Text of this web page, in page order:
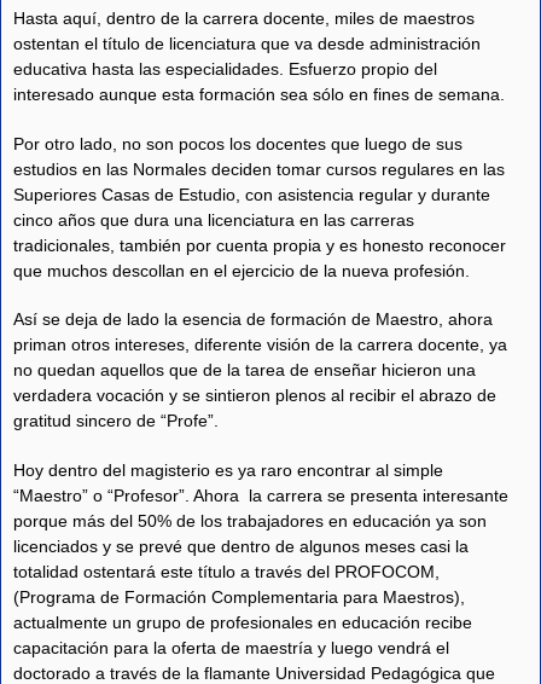
Hasta aquí, dentro de la carrera docente, miles de maestros
ostentan el título de licenciatura que va desde administración
educativa hasta las especialidades. Esfuerzo propio del
interesado aunque esta formación sea sólo en fines de semana.
Por otro lado, no son pocos los docentes que luego de sus
estudios en las Normales deciden tomar cursos regulares en las
Superiores Casas de Estudio, con asistencia regular y durante
cinco años que dura una licenciatura en las carreras
tradicionales, también por cuenta propia y es honesto reconocer
que muchos descollan en el ejercicio de la nueva profesión.
Así se deja de lado la esencia de formación de Maestro, ahora
priman otros intereses, diferente visión de la carrera docente, ya
no quedan aquellos que de la tarea de enseñar hicieron una
verdadera vocación y se sintieron plenos al recibir el abrazo de
gratitud sincero de “Profe”.
Hoy dentro del magisterio es ya raro encontrar al simple
“Maestro” o “Profesor”. Ahora la carrera se presenta interesante
porque más del 50% de los trabajadores en educación ya son
licenciados y se prevé que dentro de algunos meses casi la
totalidad ostentará este título a través del PROFOCOM,
(Programa de Formación Complementaria para Maestros),
actualmente un grupo de profesionales en educación recibe
capacitación para la oferta de maestría y luego vendrá el
doctorado a través de la flamante Universidad Pedagógica que